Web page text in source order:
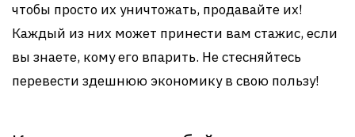
чтобы просто их уничтожать, продавайте их!
Каждый из них может принести вам стажис, если
вы знаете, кому его впарить. Не стесняйтесь
перевести здешнюю экономику в свою пользу!